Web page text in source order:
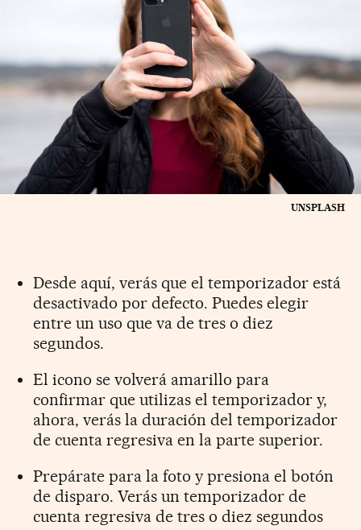
UNSPLASH
Desde aquí, verás que el temporizador está
desactivado por defecto. Puedes elegir
entre un uso que va de tres o diez
segundos.
El icono se volverá amarillo para
confirmar que utilizas el temporizador y,
ahora, verás la duración del temporizador
de cuenta regresiva en la parte superior.
Prepárate para la foto y presiona el botón
de disparo. Verás un temporizador de
cuenta regresiva de tres o diez segundos